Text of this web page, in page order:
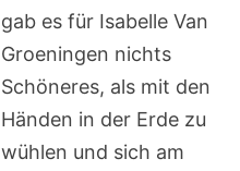
gab es für Isabelle Van
Groeningen nichts
Schöneres, als mit den
Händen in der Erde zu
wühlen und sich am